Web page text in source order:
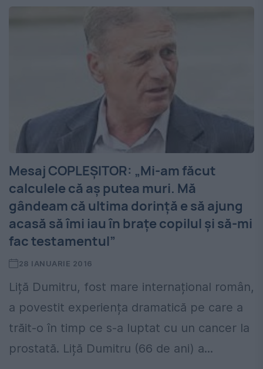
Mesaj COPLEȘITOR: „Mi-am făcut
calculele că aș putea muri. Mă
gândeam că ultima dorință e să ajung
acasă să îmi iau în brațe copilul și să-mi
fac testamentul”
28 IANUARIE 2016
Liță Dumitru, fost mare internațional român,
a povestit experiența dramatică pe care a
trăit-o în timp ce s-a luptat cu un cancer la
prostată. Liță Dumitru (66 de ani) a...